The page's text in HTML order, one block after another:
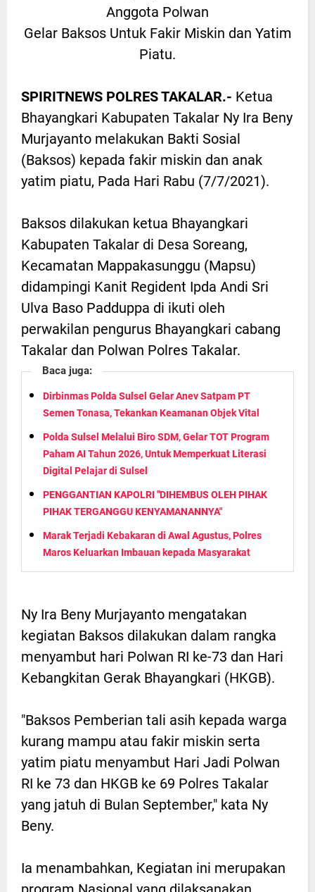
Anggota Polwan
Gelar Baksos Untuk Fakir Miskin dan Yatim
Piatu.
SPIRITNEWS POLRES TAKALAR.- Ketua
Bhayangkari Kabupaten Takalar Ny Ira Beny
Murjayanto melakukan Bakti Sosial
(Baksos) kepada fakir miskin dan anak
yatim piatu, Pada Hari Rabu (7/7/2021).
Baksos dilakukan ketua Bhayangkari
Kabupaten Takalar di Desa Soreang,
Kecamatan Mappakasunggu (Mapsu)
didampingi Kanit Regident Ipda Andi Sri
Ulva Baso Padduppa di ikuti oleh
perwakilan pengurus Bhayangkari cabang
Takalar dan Polwan Polres Takalar.
Baca juga:
Dirbinmas Polda Sulsel Gelar Anev Satpam PT
Semen Tonasa, Tekankan Keamanan Objek Vital
Polda Sulsel Melalui Biro SDM, Gelar TOT Program
Paham AI Tahun 2026, Untuk Memperkuat Literasi
Digital Pelajar di Sulsel
PENGGANTIAN KAPOLRI "DIHEMBUS OLEH PIHAK
PIHAK TERGANGGU KENYAMANANNYA"
Marak Terjadi Kebakaran di Awal Agustus, Polres
Maros Keluarkan Imbauan kepada Masyarakat
Ny Ira Beny Murjayanto mengatakan
kegiatan Baksos dilakukan dalam rangka
menyambut hari Polwan RI ke-73 dan Hari
Kebangkitan Gerak Bhayangkari (HKGB).
"Baksos Pemberian tali asih kepada warga
kurang mampu atau fakir miskin serta
yatim piatu menyambut Hari Jadi Polwan
RI ke 73 dan HKGB ke 69 Polres Takalar
yang jatuh di Bulan September," kata Ny
Beny.
Ia menambahkan, Kegiatan ini merupakan